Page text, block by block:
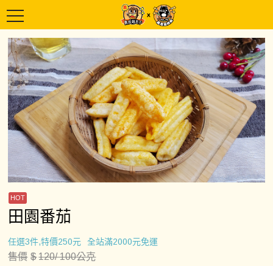
田園番茄
任選3件,特價250元 全站滿2000元免運
售價 $120/ 100公克